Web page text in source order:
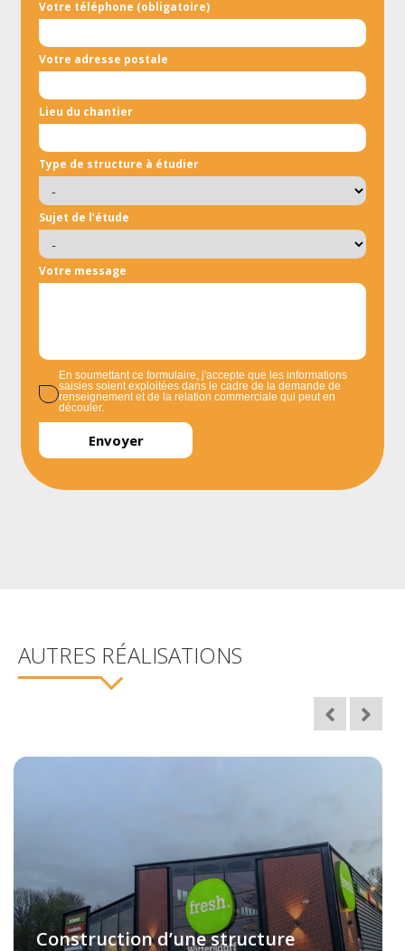
Votre téléphone (obligatoire)
Votre adresse postale
Lieu du chantier
Type de structure à étudier
Sujet de l’étude
Votre message
En soumettant ce formulaire, j'accepte que les informations
saisies soient exploitées dans le cadre de la demande de
renseignement et de la relation commerciale qui peut en
découler.
AUTRES RÉALISATIONS
Construction d’une structure